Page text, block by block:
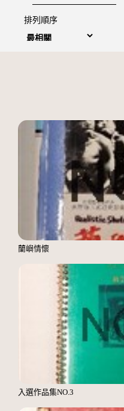
排列順序
蘭嶼情懷
入選作品集NO.3